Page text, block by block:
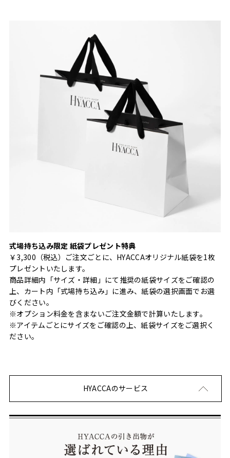
式場持ち込み限定 紙袋プレゼント特典
￥3,300（税込）ご注文ごとに、HYACCAオリジナル紙袋を1枚
プレゼントいたします。
商品詳細内「サイズ・詳細」にて推奨の紙袋サイズをご確認の
上、カート内「式場持ち込み」に進み、紙袋の選択画面でお選
びください。
※オプション料金を含まないご注文金額で計算いたします。
※アイテムごとにサイズをご確認の上、紙袋サイズをご選択く
ださい。
HYACCAのサービス